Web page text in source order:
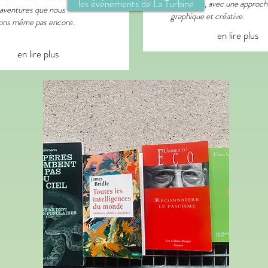
que nous
même pas encore.
en lire plus
maritimes, avec une
graphique et créative.
en lire plus
les événements de La Turbine